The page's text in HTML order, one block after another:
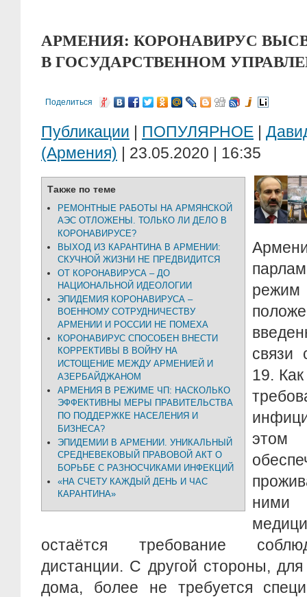
АРМЕНИЯ: КОРОНАВИРУС
В ГОСУДАРСТВЕННОМ
Поделиться
Публикации | ПОПУЛЯРНОЕ |
(Армения) | 23.05.2020 | 16:35
Также по теме
РЕМОНТНЫЕ РАБОТЫ НА АРМЯНСКОЙ
АЭС ОТЛОЖЕНЫ. ТОЛЬКО ЛИ ДЕЛО В
КОРОНАВИРУСЕ?
ВЫХОД ИЗ КАРАНТИНА В АРМЕНИИ:
СКУЧНОЙ ЖИЗНИ НЕ ПРЕДВИДИТСЯ
ОТ КОРОНАВИРУСА – ДО
НАЦИОНАЛЬНОЙ ИДЕОЛОГИИ
ЭПИДЕМИЯ КОРОНАВИРУСА –
ВОЕННОМУ СОТРУДНИЧЕСТВУ
АРМЕНИИ И РОССИИ НЕ ПОМЕХА
КОРОНАВИРУС СПОСОБЕН ВНЕСТИ
КОРРЕКТИВЫ В ВОЙНУ НА
ИСТОЩЕНИЕ МЕЖДУ АРМЕНИЕЙ И
АЗЕРБАЙДЖАНОМ
АРМЕНИЯ В РЕЖИМЕ ЧП: НАСКОЛЬКО
ЭФФЕКТИВНЫ МЕРЫ ПРАВИТЕЛЬСТВА
ПО ПОДДЕРЖКЕ НАСЕЛЕНИЯ И
БИЗНЕСА?
ЭПИДЕМИИ В АРМЕНИИ. УНИКАЛЬНЫЙ
СРЕДНЕВЕКОВЫЙ ПРАВОВОЙ АКТ О
БОРЬБЕ С РАЗНОСЧИКАМИ ИНФЕКЦИЙ
«НА СЧЕТУ КАЖДЫЙ ДЕНЬ И ЧАС
КАРАНТИНА»
связи
19.
ними
остаётся требование
дистанции. С другой стороны,
дома, более не требуется